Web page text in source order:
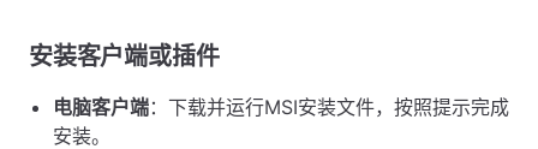
安装客户端或插件
电脑客户端：下载并运行MSI安装文件，按照提示完成
安装。